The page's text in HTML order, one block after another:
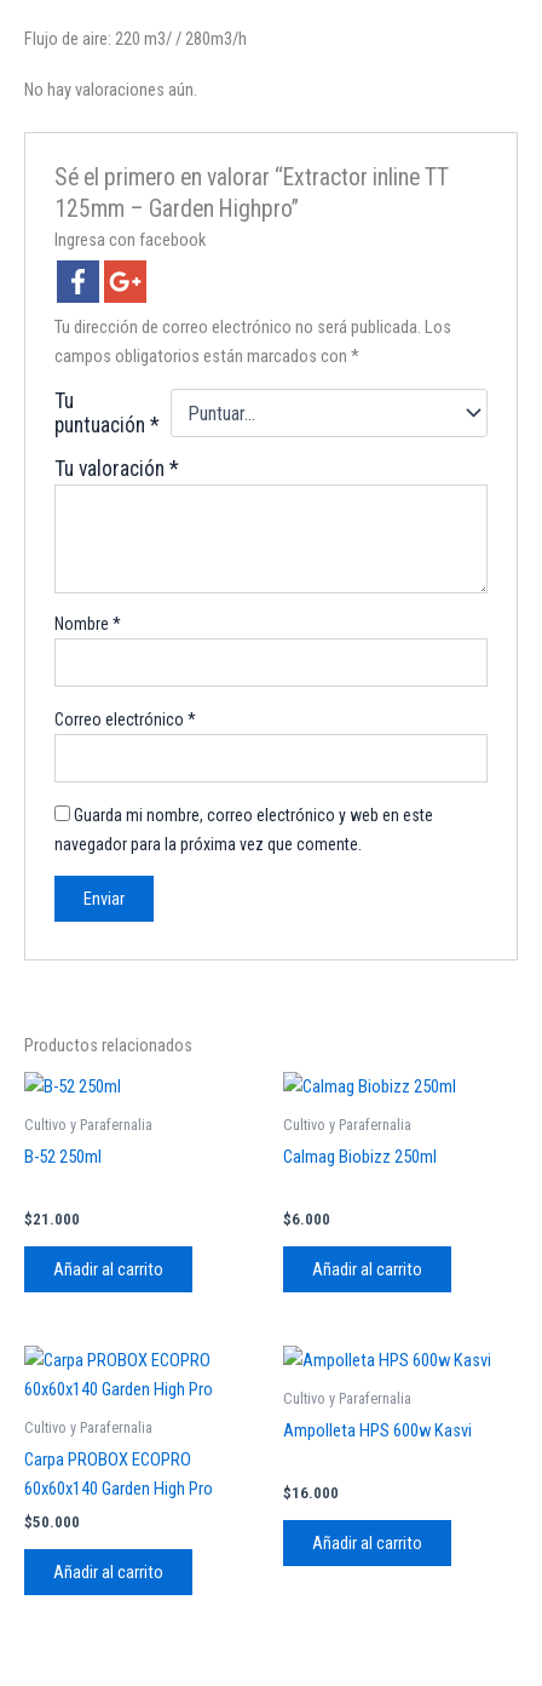
Flujo de aire: 220 m3/ / 280m3/h
No hay valoraciones aún.
Sé el primero en valorar “Extractor inline TT
125mm – Garden Highpro”
Ingresa con facebook
Tu dirección de correo electrónico no será publicada. Los
campos obligatorios están marcados con*
Tu
puntuación*
Tu valoración*
Nombre*
Correo electrónico*
Guarda mi nombre, correo electrónico y web en este
navegador para la próxima vez que comente.
Productos relacionados
Cultivo y Parafernalia
B-52 250ml
$21.000
Añadir al carrito
Cultivo y Parafernalia
Calmag Biobizz 250ml
$6.000
Añadir al carrito
Cultivo y Parafernalia
Carpa PROBOX ECOPRO
60x60x140 Garden High Pro
$50.000
Añadir al carrito
Cultivo y Parafernalia
Ampolleta HPS 600w Kasvi
$16.000
Añadir al carrito